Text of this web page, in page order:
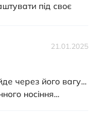
під своє
21.01.2025
через його вагу...
носіння...